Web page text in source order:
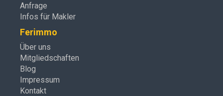
Anfrage
Infos für Makler
Ferimmo
Über uns
Mitgliedschaften
Blog
Impressum
Kontakt